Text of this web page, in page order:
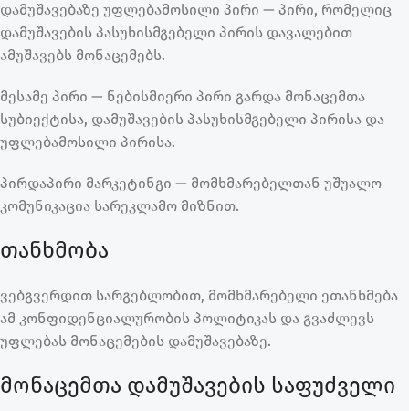
დამუშავებაზე უფლებამოსილი პირი — პირი, რომელიც
დამუშავების პასუხისმგებელი პირის დავალებით
ამუშავებს მონაცემებს.
მესამე პირი — ნებისმიერი პირი გარდა მონაცემთა
სუბიექტისა, დამუშავების პასუხისმგებელი პირისა და
უფლებამოსილი პირისა.
პირდაპირი მარკეტინგი — მომხმარებელთან უშუალო
კომუნიკაცია სარეკლამო მიზნით.
თანხმობა
ვებგვერდით სარგებლობით, მომხმარებელი ეთანხმება
ამ კონფიდენციალურობის პოლიტიკას და გვაძლევს
უფლებას მონაცემების დამუშავებაზე.
მონაცემთა დამუშავების საფუძველი